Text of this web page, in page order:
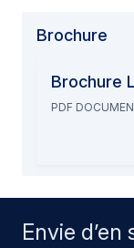
Brochure
Brochure
PDF
Envie